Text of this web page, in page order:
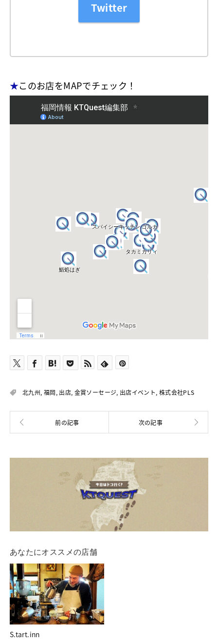
Twitter
★このお店をMAPでチェック！
北九州, 福岡, 出店, 金賞ソーセージ, 出店イベント, 株式会社PLS
あなたにオススメの店舗
S.tart.inn